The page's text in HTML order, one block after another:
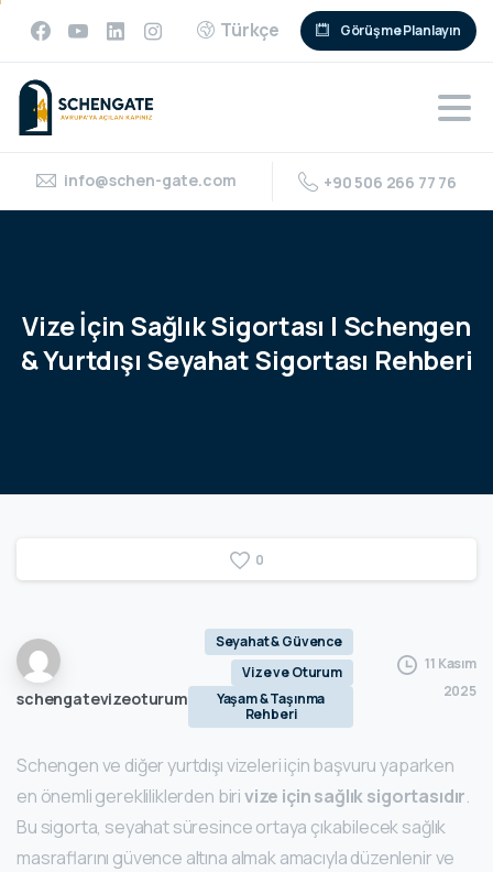
Türkçe Görüşme Planlayın
info@schen-gate.com +90 506 266 77 76
Vizeİçin SağlıkSigortası | Schengen
&Yurtdışı SeyahatSigortası Rehberi
0
schengatevizeoturum
Seyahat & Güvence
Vize ve Oturum
Yaşam & Taşınma
Rehberi
11 Kasım
2025
Schengen ve diğer yurtdışı vizeleri için başvuru yaparken
en önemli gerekliliklerden birivize için sağlık sigortasıdır.
Bu sigorta, seyahat süresince ortaya çıkabilecek sağlık
masraflarını güvence altına almak amacıyla düzenlenir ve